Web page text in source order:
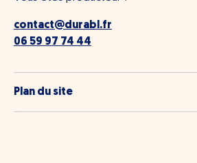
contact@durabl.fr
06 59 97 74 44
Plan du site